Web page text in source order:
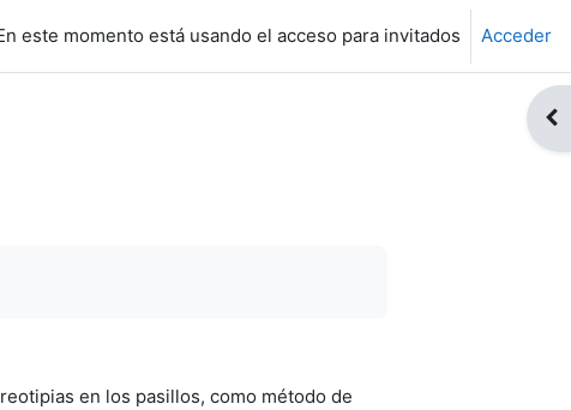
este momento está usando el acceso para invitados Acceder
en los pasillos, como método de